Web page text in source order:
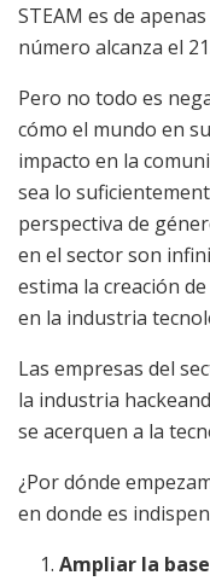
STEAM es de
número alcanza el
Pero no todo es
cómo el mundo en
impacto en la
sea lo
perspectiva de
en el sector son
estima la creación
en la industria
Las empresas del
la industria
se acerquen a la
¿Por dónde
en donde es
Ampliar la